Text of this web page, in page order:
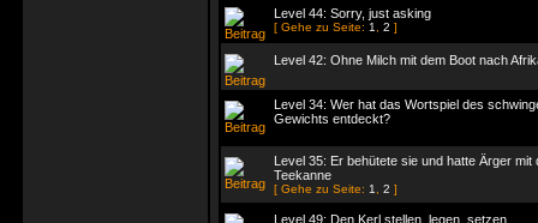
Level 44: Sorry, just asking
[ Gehe zu Seite: 1 2 ]
Level 42: Ohne Milch mit dem Boot nach
Level 34: Wer hat das Wortspiel des
Gewichts entdeckt?
Level 35: Er behütete sie und hatte Ärger mit
Teekanne
[ Gehe zu Seite: 1 2 ]
Level 49: Den Kerl stellen, legen, setzen